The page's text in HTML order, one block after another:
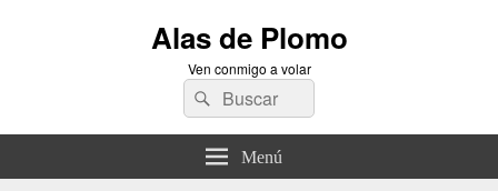
Alas de Plomo
Ven conmigo a volar
Buscar
por:
Buscar
Menú